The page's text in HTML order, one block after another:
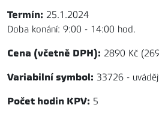
Termín: 25.1.2024
Doba konání: 9:00 - 14:00 hod.
Cena (včetně DPH): 2890 Kč
Variabilní symbol: 33726 -
Počet hodin KPV: 5